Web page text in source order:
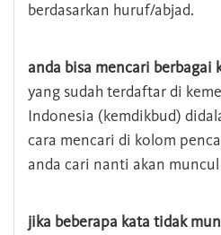
berdasarkan huruf/abjad.
anda bisa mencari berbagai
yang sudah terdaftar di
Indonesia (kemdikbud)
cara mencari di kolom
anda cari nanti akan
jika beberapa kata tidak